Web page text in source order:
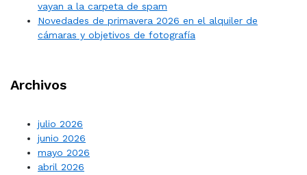
vayan a la carpeta de spam
Novedades de primavera 2026 en el alquiler de
cámaras y objetivos de fotografía
Archivos
julio 2026
junio 2026
mayo 2026
abril 2026